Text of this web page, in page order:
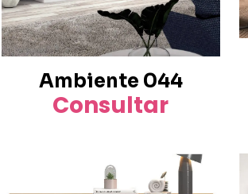
Ambiente 044
Consultar